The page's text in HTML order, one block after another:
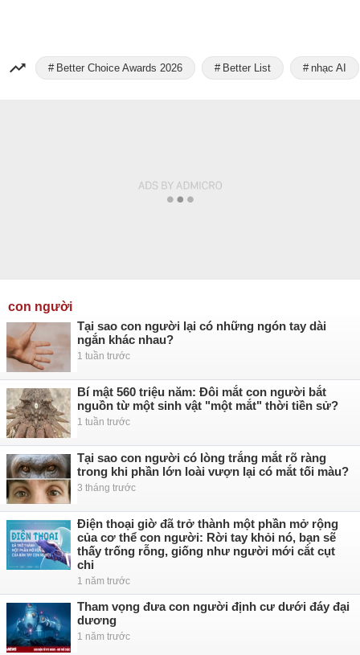
Better Choice Awards 2026 Better List nhạc AI
con người
Tại sao con người lại có những ngón tay dài
ngắn khác nhau?
1 tuần trước
Bí mật 560 triệu năm: Đôi mắt con người bắt
nguồn từ một sinh vật "một mắt" thời tiền sử?
1 tuần trước
Tại sao con người có lòng trắng mắt rõ ràng
trong khi phần lớn loài vượn lại có mắt tối màu?
3 tháng trước
Điện thoại giờ đã trở thành một phần mở rộng
của cơ thể con người: Rời tay khỏi nó, bạn sẽ
thấy trống rỗng, giống như người mới cắt cụt
chi
1 năm trước
Tham vọng đưa con người định cư dưới đáy đại
dương
1 năm trước